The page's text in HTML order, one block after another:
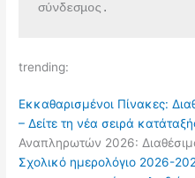
σύνδεσμος.
trending:
Εκκαθαρισμένοι Πίνακες:
– Δείτε τη νέα σειρά
Αναπληρωτών 2026:
Σχολικό ημερολόγιο 2026-